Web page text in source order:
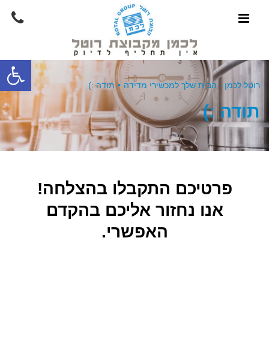
פתח
רוטל לכמן - הבית שלך למכשירי מדידה • תודה :)
תודה :)
פרטיכם התקבלו בהצלחה!
אנו נחזור אליכם בהקדם
האפשרי.